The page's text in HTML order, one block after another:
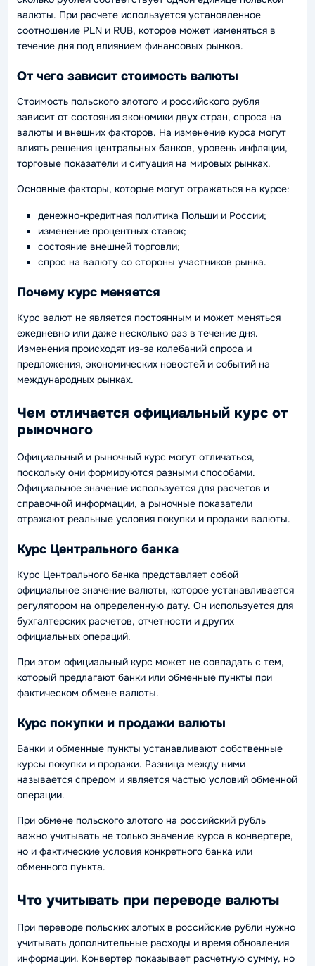
валюты. При расчете используется установленное
соотношение PLN и RUB, которое может изменяться в
течение дня под влиянием финансовых рынков.
От чего зависит стоимость валюты
Стоимость польского злотого и российского рубля
зависит от состояния экономики двух стран, спроса на
валюты и внешних факторов. На изменение курса могут
влиять решения центральных банков, уровень инфляции,
торговые показатели и ситуация на мировых рынках.
Основные факторы, которые могут отражаться на курсе:
денежно-кредитная политика Польши и России;
изменение процентных ставок;
состояние внешней торговли;
спрос на валюту со стороны участников рынка.
Почему курс меняется
Курс валют не является постоянным и может меняться
ежедневно или даже несколько раз в течение дня.
Изменения происходят из-за колебаний спроса и
предложения, экономических новостей и событий на
международных рынках.
Чем отличается официальный курс от
рыночного
Официальный и рыночный курс могут отличаться,
поскольку они формируются разными способами.
Официальное значение используется для расчетов и
справочной информации, а рыночные показатели
отражают реальные условия покупки и продажи валюты.
Курс Центрального банка
Курс Центрального банка представляет собой
официальное значение валюты, которое устанавливается
регулятором на определенную дату. Он используется для
бухгалтерских расчетов, отчетности и других
официальных операций.
При этом официальный курс может не совпадать с тем,
который предлагают банки или обменные пункты при
фактическом обмене валюты.
Курс покупки и продажи валюты
Банки и обменные пункты устанавливают собственные
курсы покупки и продажи. Разница между ними
называется спредом и является частью условий обменной
операции.
При обмене польского злотого на российский рубль
важно учитывать не только значение курса в конвертере,
но и фактические условия конкретного банка или
обменного пункта.
Что учитывать при переводе валюты
При переводе польских злотых в российские рубли нужно
учитывать дополнительные расходы и время обновления
информации. Конвертер показывает расчетную сумму, но